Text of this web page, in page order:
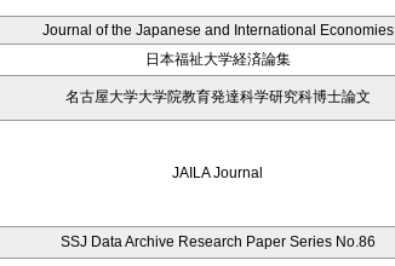
Journal of the Japanese and International Economies
日本福祉大学経済論集
名古屋大学大学院教育発達科学研究科博士論文
JAILA Journal
SSJ Data Archive Research Paper Series No.86